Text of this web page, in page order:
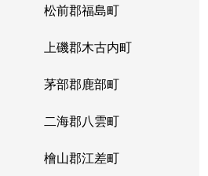
松前郡福島町
上磯郡木古内町
茅部郡鹿部町
二海郡八雲町
檜山郡江差町